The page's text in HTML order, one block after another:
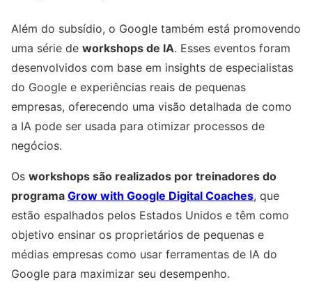
Além do subsídio, o Google também está promovendo
uma série de workshops de IA. Esses eventos foram
desenvolvidos com base em insights de especialistas
do Google e experiências reais de pequenas
empresas, oferecendo uma visão detalhada de como
a IA pode ser usada para otimizar processos de
negócios.
Os workshops são realizados por treinadores do
programa Grow with Google Digital Coaches, que
estão espalhados pelos Estados Unidos e têm como
objetivo ensinar os proprietários de pequenas e
médias empresas como usar ferramentas de IA do
Google para maximizar seu desempenho.